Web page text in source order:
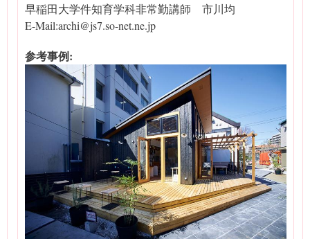
早稲田大学件知育学科非常勤講師 市川均
E-Mail:archi@js7.so-net.ne.jp
参考事例: